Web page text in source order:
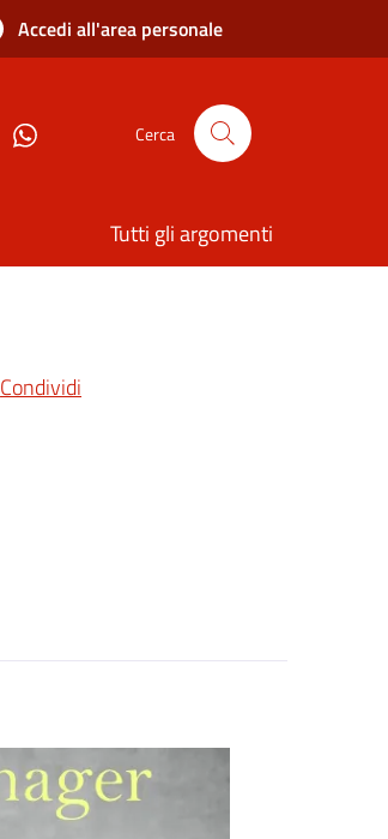
Accedi all'area personale
Cerca
Tutti gli argomenti
Condividi